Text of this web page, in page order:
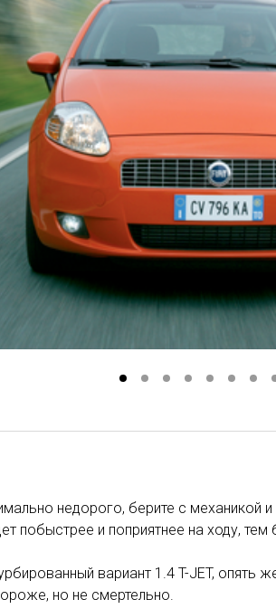
недорого, берите с механикой и
побыстрее и поприятнее на ходу, тем
вариант 1.4 T-JET, опять
но не смертельно.